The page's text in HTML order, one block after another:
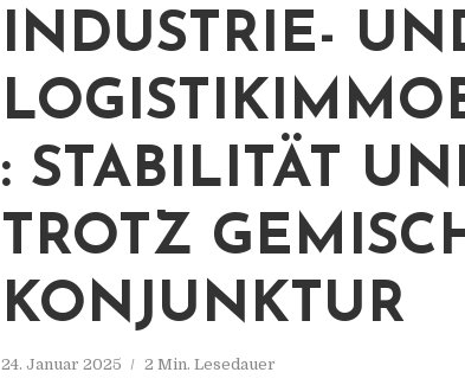
INDUSTRIE-
: STABILITÄT
TROTZ
KONJUNKTUR
24. Januar 2025 2 Min. Lesedauer